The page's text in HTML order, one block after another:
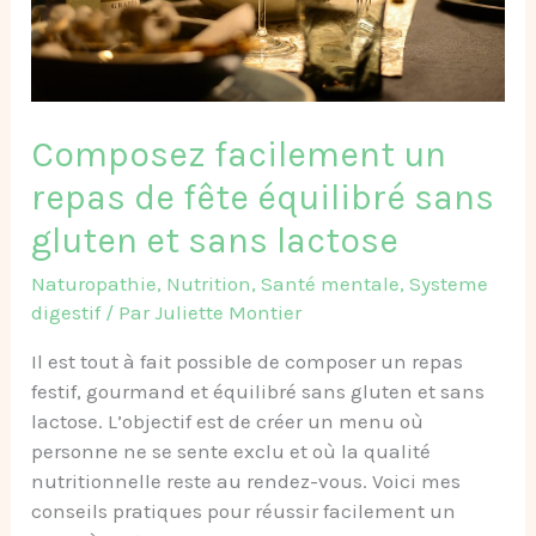
Composez facilement un
repas de fête équilibré sans
gluten et sans lactose
Naturopathie, Nutrition,Santé mentale,Systeme
digestif/ ParJuliette Montier
Il est tout à fait possible de composer un repas
festif, gourmand et équilibré sans gluten et sans
lactose. L’objectif est de créer un menu où
personne ne se sente exclu et où la qualité
nutritionnelle reste au rendez-vous. Voici mes
conseils pratiques pour réussir facilement un
sans
gluten
sans